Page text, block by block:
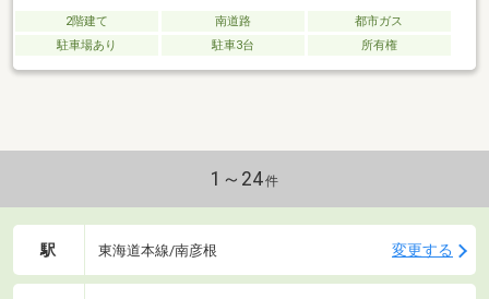
2階建て 南道路
都市ガス
駐車場あり
駐車3台 所有権
1～24件
駅 東海道本線/南彦根 変更する